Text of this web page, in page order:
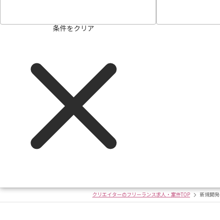
条件をクリア
クリエイターのフリーランス求人・案件TOP 新規開